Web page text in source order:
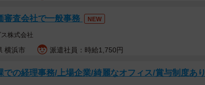
審査会社で一般事務 NEW
株式会社
横浜市 派遣社員：時給1,750円
での経理事務/上場企業/綺麗なオフィス/賞与制度あり